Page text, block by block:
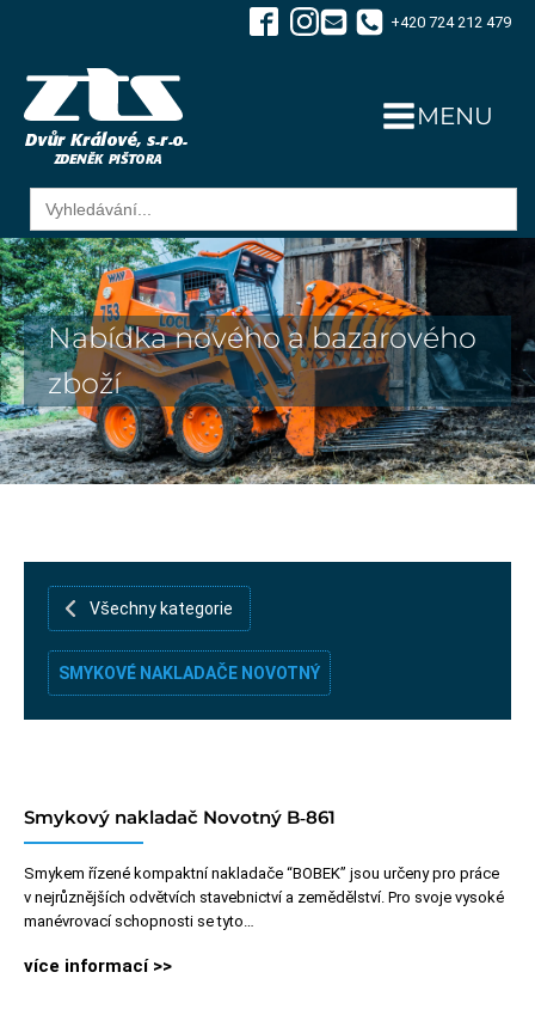
+420 724 212 479
MENU
Search
for:
Nabídka nového a bazarového
zboží
rubriky-bazar
Všechny kategorie
SMYKOVÉ NAKLADAČE NOVOTNÝ
Smykový nakladač Novotný B‑861
Smykem řízené kompaktní nakladače “BOBEK” jsou určeny pro práce
v nejrůznějších odvětvích stavebnictví a zemědělství. Pro svoje vysoké
manévrovací schopnosti se tyto…
více informací >>